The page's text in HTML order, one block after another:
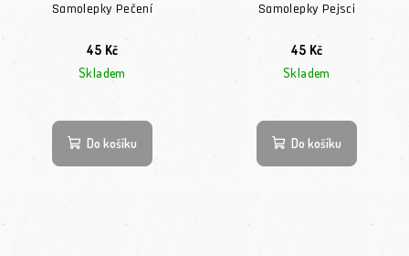
Samolepky Pečení
45 Kč
Skladem
Do košíku
Samolepky Pejsci
45 Kč
Skladem
Do košíku